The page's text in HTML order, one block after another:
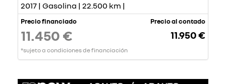
2017 | Gasolina | 22.500 km |
Precio financiado
11.450 €
*sujeto a condiciones de financiación
Precio al contado
11.950 €